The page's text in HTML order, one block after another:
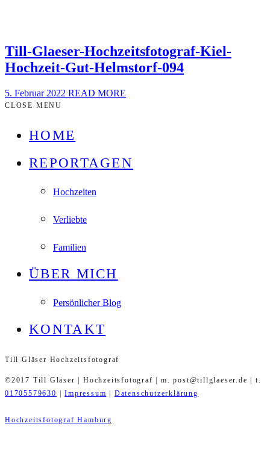
Till-Glaeser-Hochzeitsfotograf-Kiel-
Hochzeit-Gut-Helmstorf-094
5. Februar 2022 READ MORE
CLOSE MENU
HOME
REPORTAGEN
Hochzeiten
Verliebte
Familien
ÜBER MICH
Persönlicher Blog
KONTAKT
Till Gläser Hochzeitsfotograf
©2017 Till Gläser | Hochzeitsfotograf | m. post@tillglaeser.de | t.
01705579630
|Impressum Datenschutzerklärung
Hochzeitsfotograf Hamburg